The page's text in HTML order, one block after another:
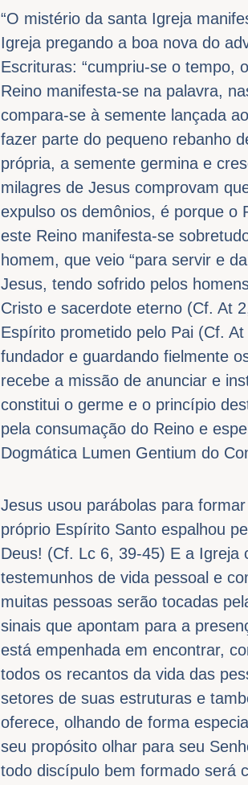
​“O mistério da santa Igreja
Igreja pregando a boa nova do
Escrituras: “cumpriu-se o tempo,
Reino manifesta-se na palavra,
compara-se à semente lançada
fazer parte do pequeno rebanho
própria, a semente germina e
milagres de Jesus comprovam
expulso os demônios, é porque o
este Reino manifesta-se
homem, que veio “para servir e
Jesus, tendo sofrido pelos
Cristo e sacerdote eterno (Cf. At
Espírito prometido pelo Pai (Cf.
fundador e guardando fielmente
recebe a missão de anunciar e
constitui o germe e o princípio
pela consumação do Reino e
Dogmática Lumen Gentium do
Jesus usou parábolas para
próprio Espírito Santo espalhou
Deus! (Cf. Lc 6, 39-45) E a Igreja
testemunhos de vida pessoal e
muitas pessoas serão tocadas
sinais que apontam para a
está empenhada em encontrar,
todos os recantos da vida das
setores de suas estruturas e
oferece, olhando de forma
seu propósito olhar para seu
todo discípulo bem formado será